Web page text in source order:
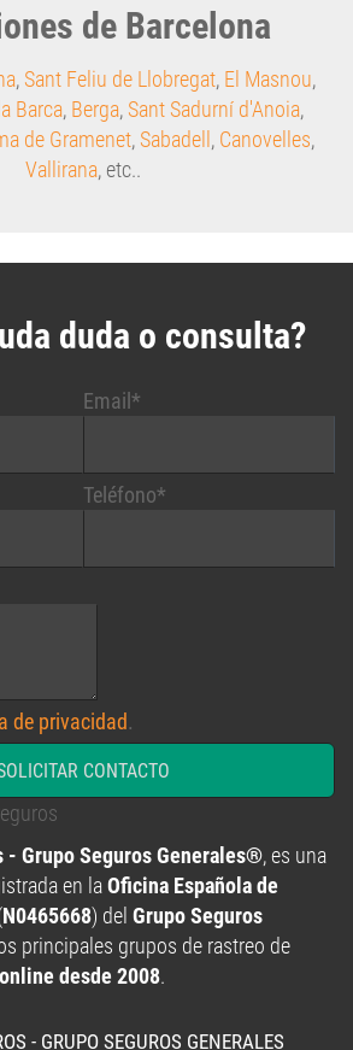
de Barcelona
, Sant Feliu de Llobregat, El Masnou,
Barca, Berga, Sant Sadurní d'Anoia,
de Gramenet, Sabadell , Canovelles,
Vallirana, etc..
duda o consulta?
Email*
Teléfono*
de privacidad.
CONTACTO
- Grupo Seguros Generales®, es una
en laOficina Española de
N0465668) del Grupo Seguros
principales grupos de rastreo de
online desde 2008.
- GRUPO SEGUROS GENERALES